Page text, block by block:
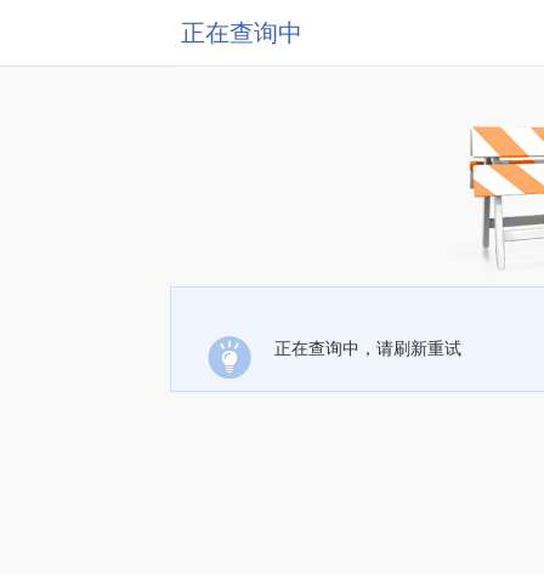
正在查询中
正在查询中，请刷新重试